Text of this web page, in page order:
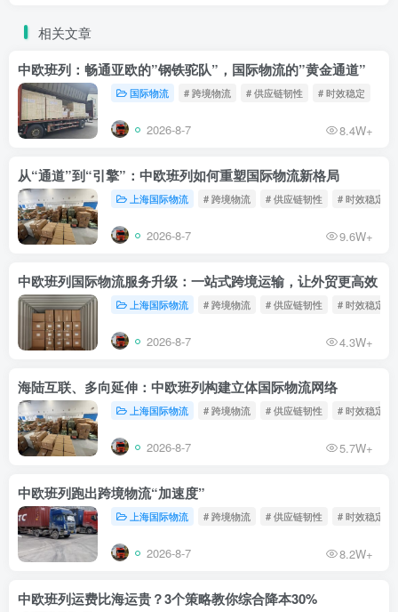
相关文章
中欧班列：畅通亚欧的”钢铁驼队”，国际物流的”黄金通道”
国际物流 # 跨境物流 # 供应链韧性 # 时效稳定
2026-8-7 8.4W+
从“通道”到“引擎”：中欧班列如何重塑国际物流新格局
上海国际物流 # 跨境物流 # 供应链韧性 # 时效稳定
2026-8-7 9.6W+
中欧班列国际物流服务升级：一站式跨境运输，让外贸更高效
上海国际物流 # 跨境物流 # 供应链韧性 # 时效稳定
2026-8-7 4.3W+
海陆互联、多向延伸：中欧班列构建立体国际物流网络
上海国际物流 # 跨境物流 # 供应链韧性 # 时效稳定
2026-8-7 5.7W+
中欧班列跑出跨境物流“加速度”
上海国际物流 # 跨境物流 # 供应链韧性 # 时效稳定
2026-8-7 8.2W+
中欧班列运费比海运贵？3个策略教你综合降本30%